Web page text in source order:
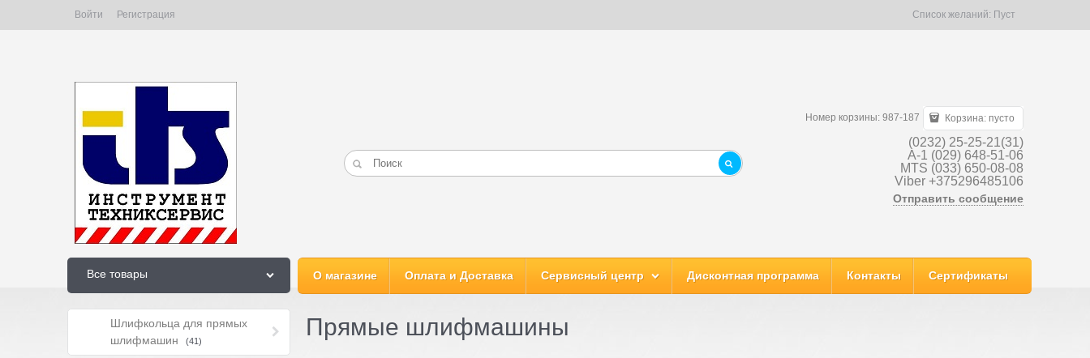
Войти Регистрация Список желаний: Пуст
Номер корзины: 987-187 Корзина: пусто
(0232) 25-25-21(31)
A-1 (029) 648-51-06
MTS (033) 650-08-08
Viber +375296485106
Отправить сообщение
Все товары О магазине Оплата и Доставка Сервисный центр Дисконтная программа Контакты Сертификаты
Шлифкольца для прямых
шлифмашин
(41)
Прямые шлифмашины